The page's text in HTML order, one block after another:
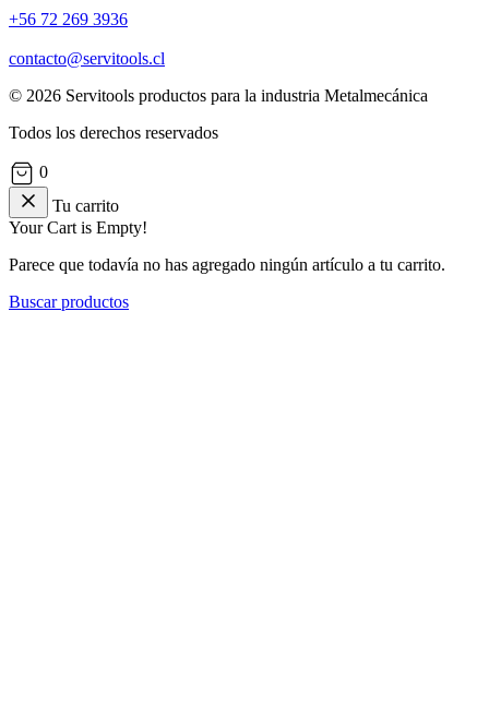
+56 72 269 3936
contacto@servitools.cl
© 2026 Servitools productos para la industria Metalmecánica
Todos los derechos reservados
0
Tu carrito
Your Cart is Empty!
Parece que todavía no has agregado ningún artículo a tu carrito.
Buscar productos